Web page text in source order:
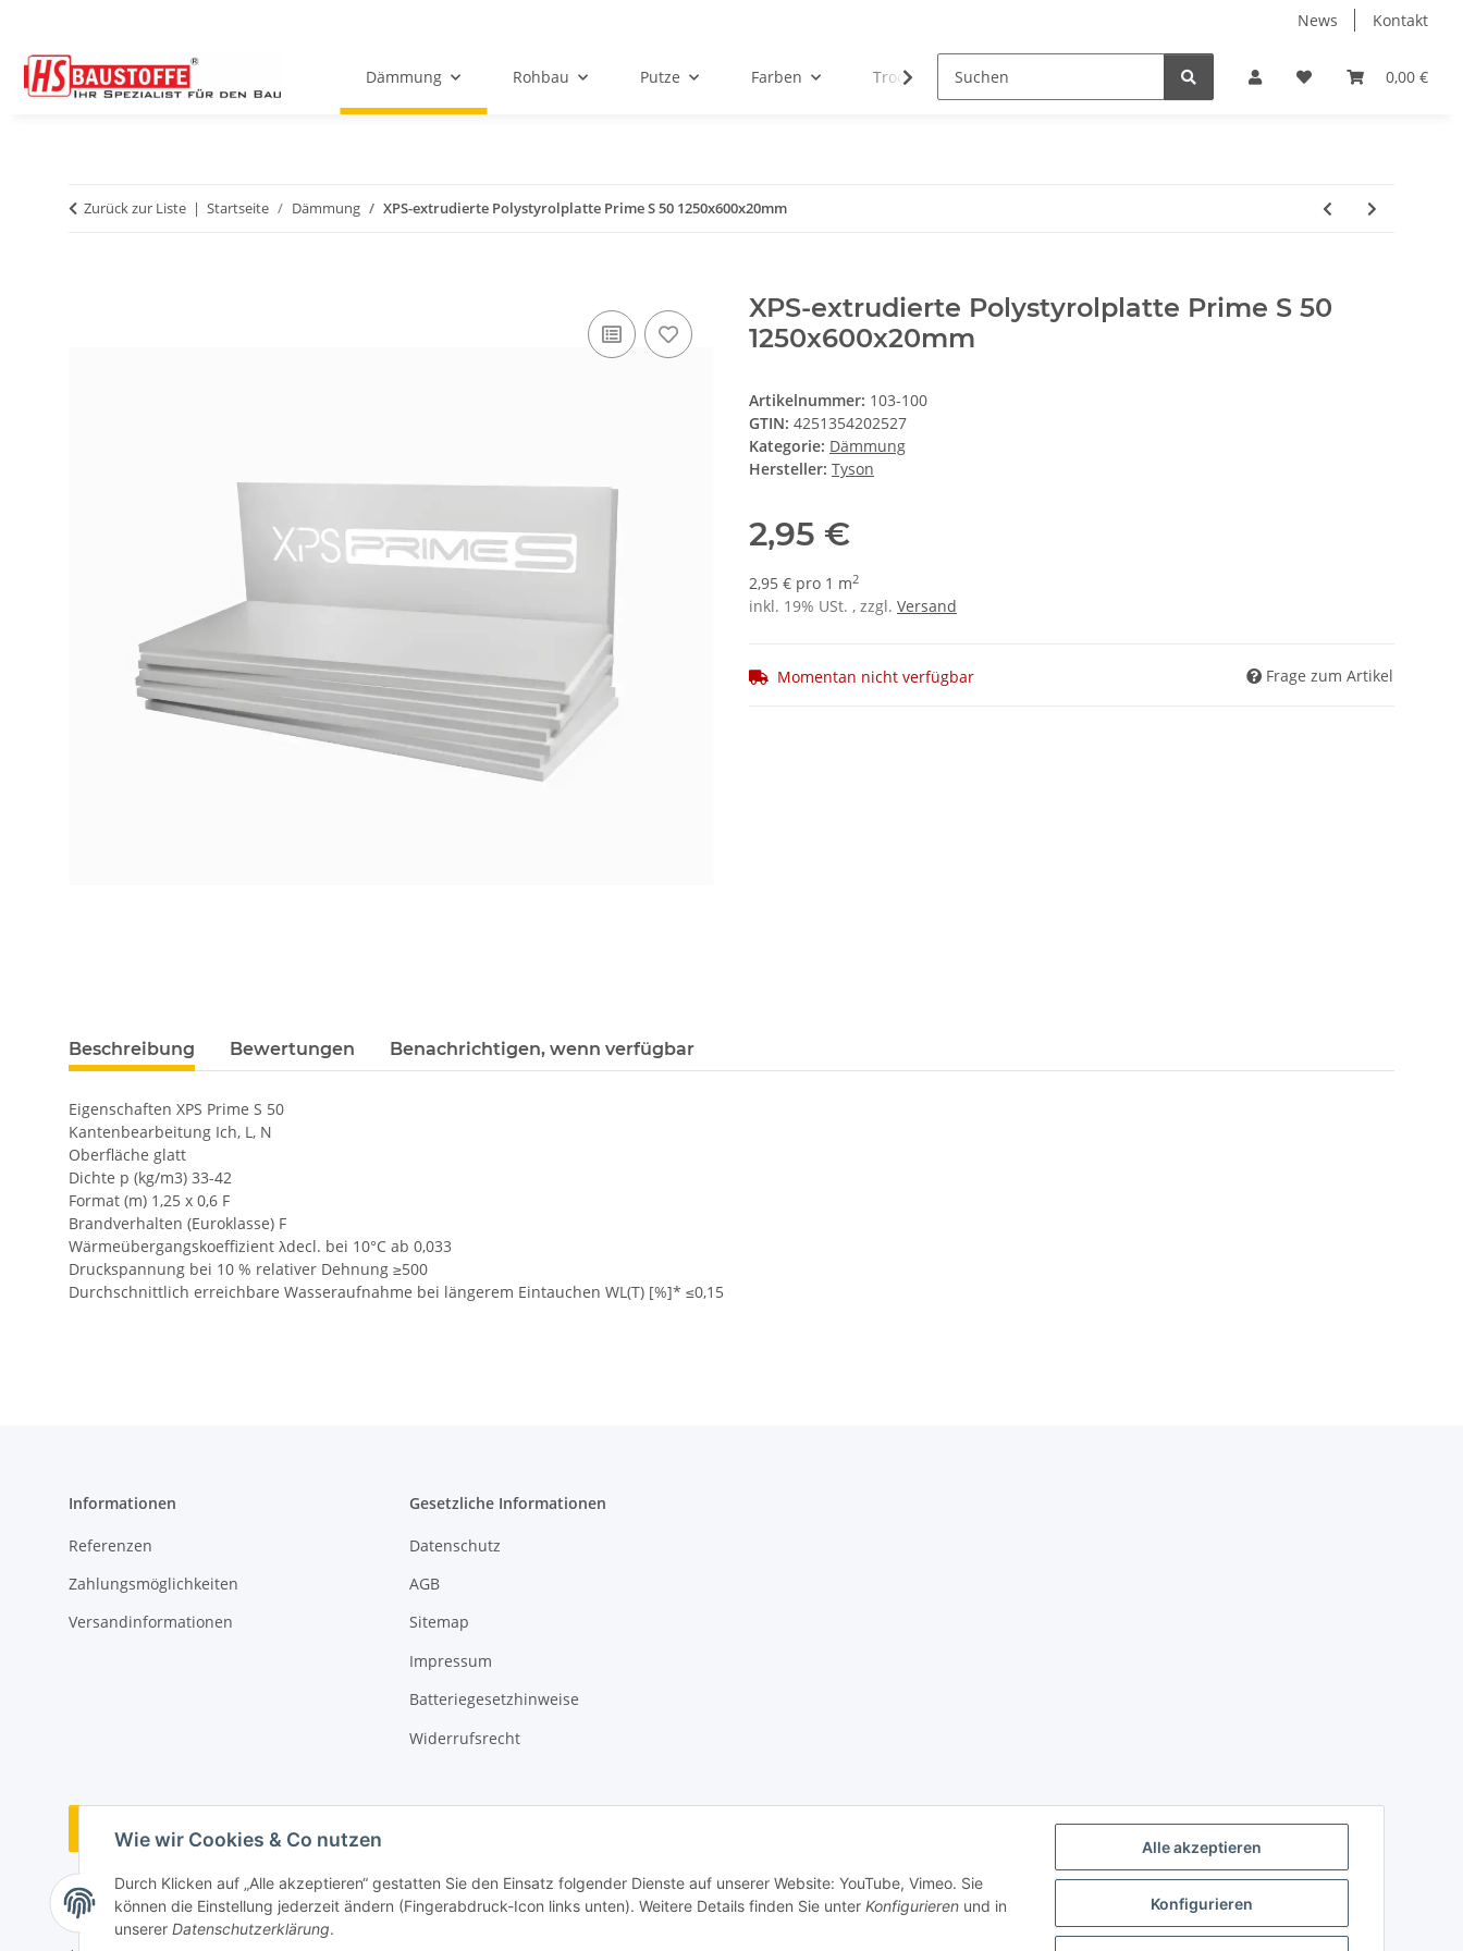
Alle akzeptieren
Konfigurieren
Wie wir Cookies & Co nutzen
Durch Klicken auf „Alle akzeptieren“ gestatten Sie den Einsatz folgender Dienste auf unserer Website: YouTube, Vimeo. Sie
können die Einstellung jederzeit ändern (Fingerabdruck-Icon links unten). Weitere Details finden Sie unter Konfigurieren und in
unserer Datenschutzerklärung.
News Kontakt
0,00 €
Dämmung Rohbau Putze Farben Trockenbau Fliesen Zubehör Receiver
Zurück zur Liste Startseite Dämmung XPS-extrudierte Polystyrolplatte Prime S 50 1250x600x20mm
XPS-extrudierte Polystyrolplatte Prime S 50
1250x600x20mm
Artikelnummer: 103-100
GTIN: 4251354202527
Kategorie: Dämmung
Hersteller: Tyson
2,95 €
2,95 € pro 1 m2
inkl. 19% USt. , zzgl. Versand
Momentan nicht verfügbar Frage zum Artikel
Beschreibung Bewertungen Benachrichtigen, wenn verfügbar
Eigenschaften XPS Prime S 50
Kantenbearbeitung Ich, L, N
Oberfläche glatt
Dichte p (kg/m3) 33-42
Format (m) 1,25 x 0,6 F
Brandverhalten (Euroklasse) F
Wärmeübergangskoeffizient λdecl. bei 10°C ab 0,033
Druckspannung bei 10 % relativer Dehnung ≥500
Durchschnittlich erreichbare Wasseraufnahme bei längerem Eintauchen WL(T) [%]* ≤0,15
Informationen
Referenzen
Zahlungsmöglichkeiten
Versandinformationen
Gesetzliche Informationen
Datenschutz
AGB
Sitemap
Impressum
Batteriegesetzhinweise
Widerrufsrecht
Vertrag widerrufen